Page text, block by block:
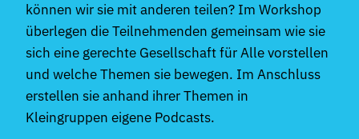
können wir sie mit anderen teilen? Im Workshop
überlegen die Teilnehmenden gemeinsam wie sie
sich eine gerechte Gesellschaft für Alle vorstellen
und welche Themen sie bewegen. Im Anschluss
erstellen sie anhand ihrer Themen in
Kleingruppen eigene Podcasts.